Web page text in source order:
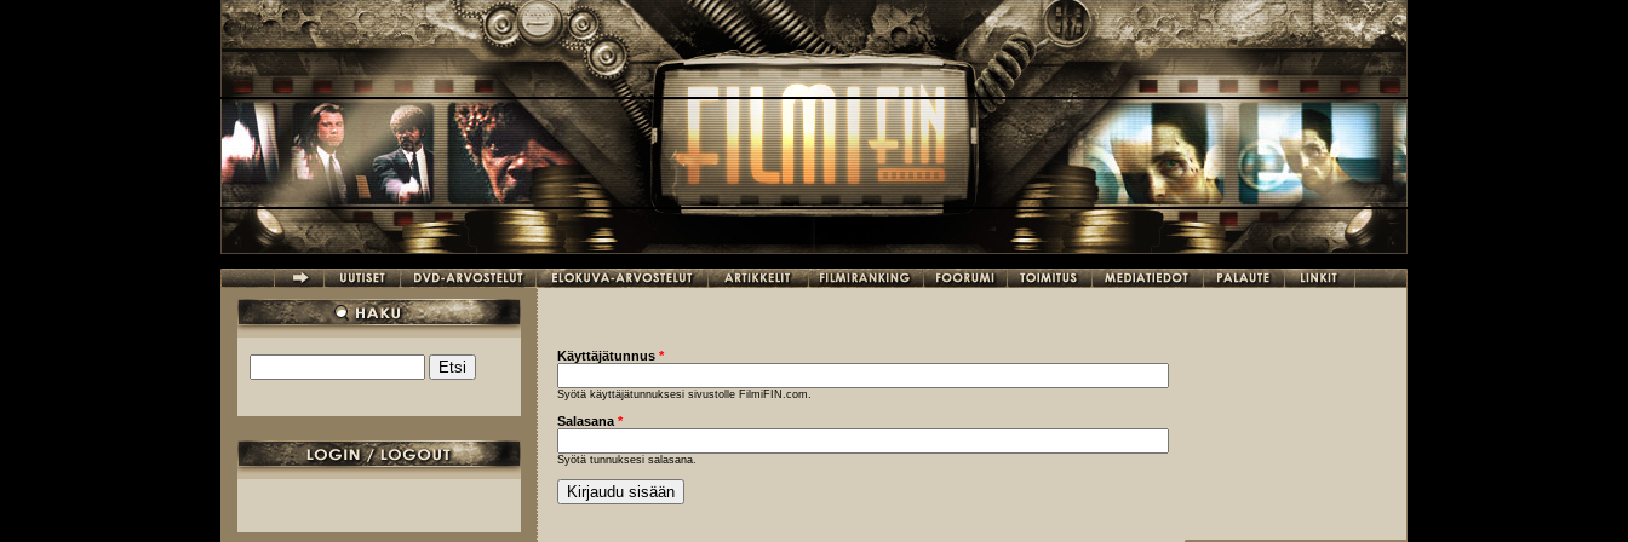
Hakulomake
Käyttäjätunnus *
Syötä käyttäjätunnuksesi sivustolle FilmiFIN.com.
Salasana *
Syötä tunnuksesi salasana.